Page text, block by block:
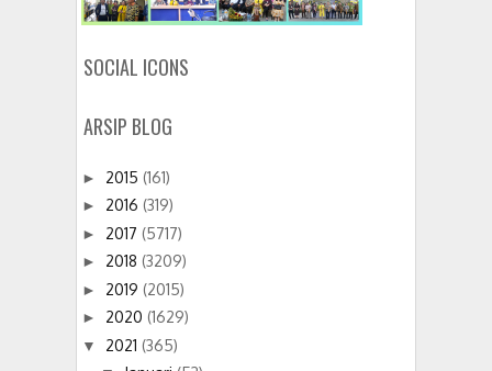
SOCIAL ICONS
ARSIP BLOG
► 2015 (161)
► 2016 (319)
► 2017 (5717)
► 2018 (3209)
► 2019 (2015)
► 2020 (1629)
▼ 2021 (365)